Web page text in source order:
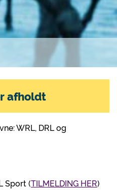
WRL, DRL og
Sport (TILMELDING HER)
afholdt